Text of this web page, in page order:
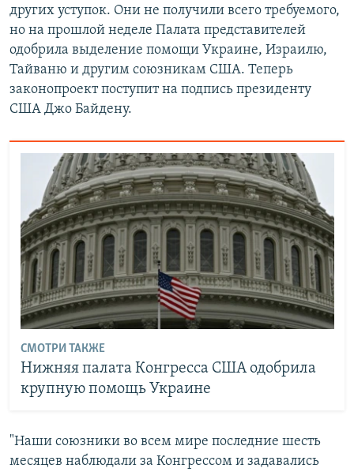
других уступок. Они не получили всего требуемого,
но на прошлой неделе Палата представителей
одобрила выделение помощи Украине, Израилю,
Тайваню и другим союзникам США. Теперь
законопроект поступит на подпись президенту
США Джо Байдену.
СМОТРИ ТАКЖЕ
Нижняя палата Конгресса США одобрила
крупную помощь Украине
"Наши союзники во всем мире последние шесть
месяцев наблюдали за Конгрессом и задавались